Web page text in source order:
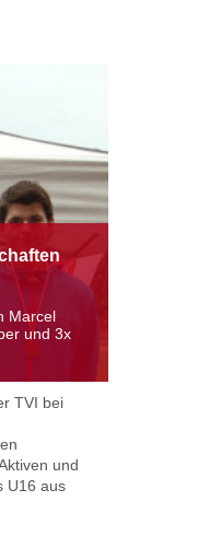
Marcel
und 3x
TVI bei
und
U16 aus